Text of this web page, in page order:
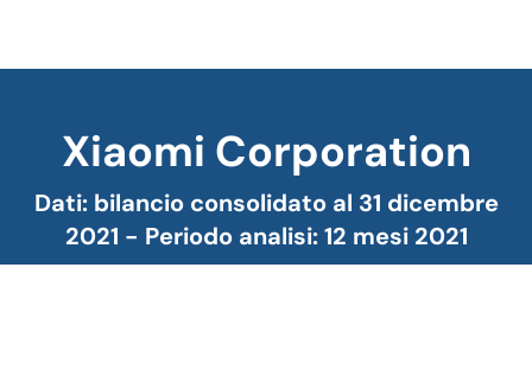
Xiaomi Corporation
Dati: bilancio consolidato al 31 dicembre
2021 - Periodo analisi: 12 mesi 2021
Tu sei qui: